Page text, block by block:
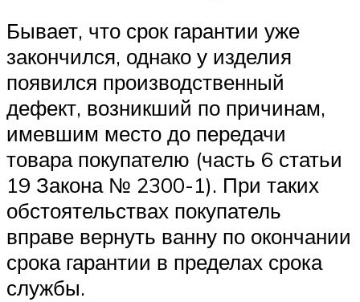
Бывает, что срок гарантии уже
закончился, однако у изделия
появился производственный
дефект, возникший по причинам,
имевшим место до передачи
товара покупателю (часть 6 статьи
19 Закона № 2300-1). При таких
обстоятельствах покупатель
вправе вернуть ванну по окончании
срока гарантии в пределах срока
службы.